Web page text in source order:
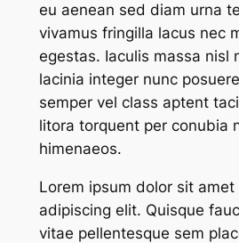
eu aenean sed diam urna
vivamus fringilla lacus nec
egestas. Iaculis massa nisl
lacinia integer nunc
semper vel class aptent
litora torquent per conubia
himenaeos.
Lorem ipsum dolor sit
adipiscing elit. Quisque
vitae pellentesque sem